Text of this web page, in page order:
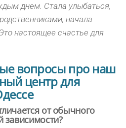
днем. Стала улыбаться,
начала
настоящее счастье для
вопросы про наш
центр для
от обычного
зависимости?